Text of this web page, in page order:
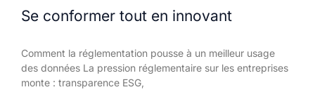
Se conformer tout en innovant
Comment la réglementation pousse à un meilleur usage
des données La pression réglementaire sur les entreprises
monte : transparence ESG,